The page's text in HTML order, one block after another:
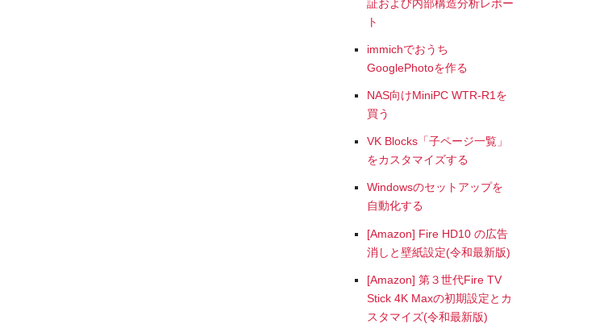
証および内部構造分析レポー
ト
immichでおうち
GooglePhotoを作る
NAS向けMiniPC WTR-R1を
買う
VK Blocks「子ページ一覧」
をカスタマイズする
Windowsのセットアップを
自動化する
[Amazon] Fire HD10 の広告
消しと壁紙設定(令和最新版)
[Amazon] 第３世代Fire TV
Stick 4K Maxの初期設定とカ
スタマイズ(令和最新版)